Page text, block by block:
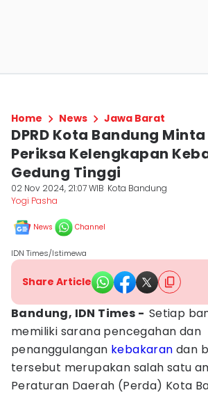
Home News Jawa Barat
DPRD Kota Bandung
Periksa Kelengkapan
Gedung Tinggi
02 Nov 2024, 21:07 WIB Kota Bandung
Yogi Pasha
News Channel
IDN Times/Istimewa
Share Article
Bandung, IDN Times - Setiap
memiliki sarana pencegahan dan
penanggulangan kebakaran dan
tersebut merupakan salah satu
Peraturan Daerah (Perda) Kota